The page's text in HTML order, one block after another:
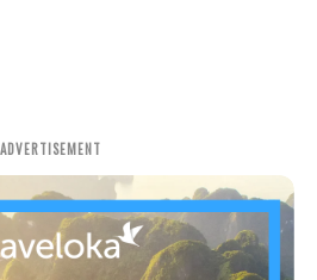
ADVERTISEMENT